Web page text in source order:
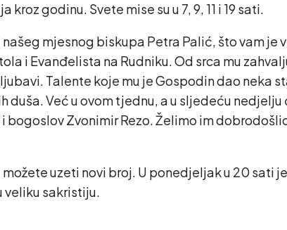
godinu. Svete mise su u 7, 9, 11 i 19 sati.
mjesnog biskupa Petra Palić, što vam je
i Evanđelista na Rudniku. Od srca mu
Talente koje mu je Gospodin dao neka
duša. Već u ovom tjednu, a u sljedeću
Zvonimir Rezo. Želimo im
uzeti novi broj. U ponedjeljak u 20 sati
veliku sakristiju.